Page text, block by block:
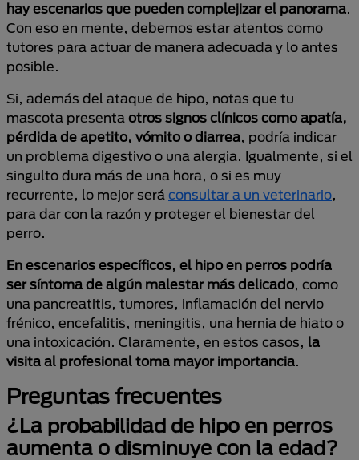
hay escenarios que pueden complejizar el panorama.
Con eso en mente, debemos estar atentos como
tutores para actuar de manera adecuada y lo antes
posible.
Si, además del ataque de hipo, notas que tu
mascota presenta otros signos clínicos como apatía,
pérdida de apetito, vómito o diarrea, podría indicar
un problema digestivo o una alergia. Igualmente, si el
singulto dura más de una hora, o si es muy
recurrente, lo mejor será consultar a un veterinario,
para dar con la razón y proteger el bienestar del
perro.
En escenarios específicos, el hipo en perros podría
ser síntoma de algún malestar más delicado, como
una pancreatitis, tumores, inflamación del nervio
frénico, encefalitis, meningitis, una hernia de hiato o
una intoxicación. Claramente, en estos casos, la
visita al profesional toma mayor importancia.
Preguntas frecuentes
¿La probabilidad de hipo en perros
aumenta o disminuye con la edad?